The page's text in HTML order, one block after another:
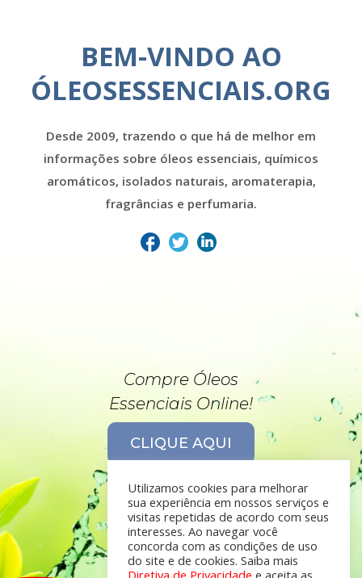
BEM-VINDO AO
ÓLEOSESSENCIAIS.ORG
Desde 2009, trazendo o que há de melhor em
informações sobre óleos essenciais, químicos
aromáticos, isolados naturais, aromaterapia,
fragrâncias e perfumaria.
Compre Óleos
Essenciais Online!
CLIQUE AQUI
Utilizamos cookies para melhorar
sua experiência em nossos serviços e
visitas repetidas de acordo com seus
interesses. Ao navegar você
concorda com as condições de uso
do site e de cookies. Saiba mais
Diretiva de Privacidade e aceita as